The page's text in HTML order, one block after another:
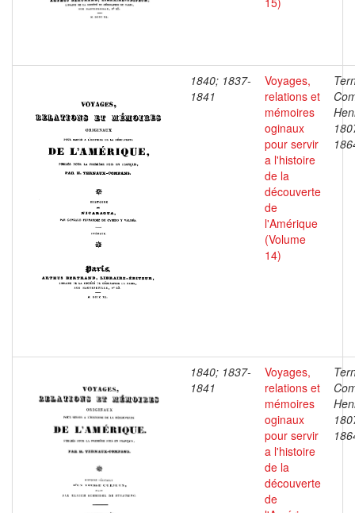
1840; 1837-
1841
Voyages,
relations et
mémoires
oginaux
pour servir
a l'histoire
de la
découverte
de
l'Amérique
(Volume
14)
1840; 1837-
1841
Voyages,
relations et
mémoires
oginaux
pour servir
a l'histoire
de la
découverte
de